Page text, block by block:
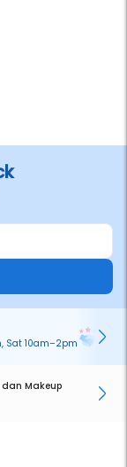
Sat 10am–2pm
Makeup